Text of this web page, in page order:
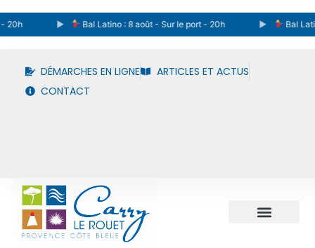
Bal Latino : 8 août - Sur le port - 20h Bal Latino :
DÉMARCHES EN LIGNE
ARTICLES ET ACTUS
CONTACT